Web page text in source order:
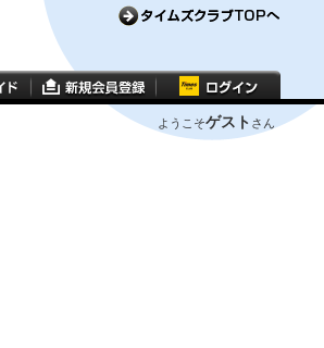
ようこそゲスト さん